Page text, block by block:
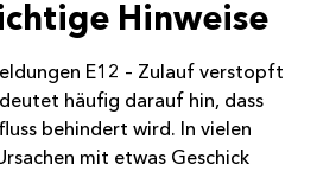
Hinweise
E12 – Zulauf verstopft
häufig darauf hin, dass
behindert wird. In vielen
mit etwas Geschick